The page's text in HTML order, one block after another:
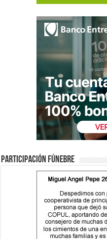
Participación fúnebre